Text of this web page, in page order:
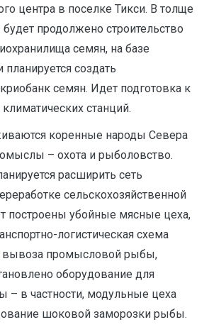
центра в поселке Тикси. В толще
продолжено строительство
семян, на базе
планируется создать
семян. Идет подготовка к
станций.
коренные народы Севера
– охота и рыболовство.
расширить сеть
сельскохозяйственной
построены убойные мясные цеха,
логистическая схема
вывоза промысловой рыбы,
оборудование для
– в частности, модульные цеха
шоковой заморозки рыбы.